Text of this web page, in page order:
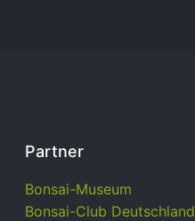
Partner
Bonsai-Museum
Bonsai-Club Deutschland